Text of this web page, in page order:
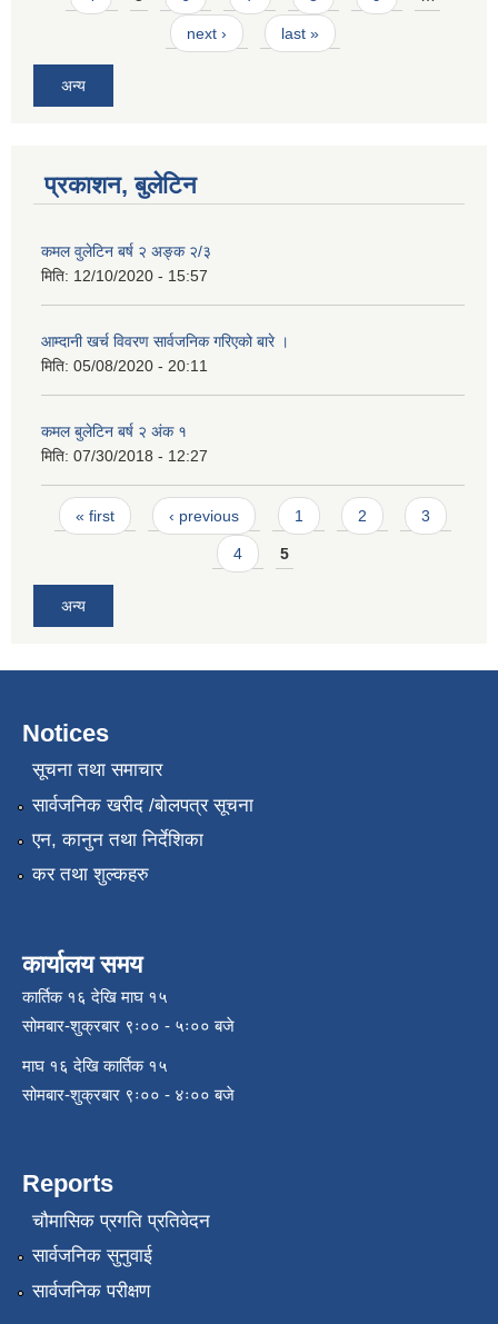
next › last »
अन्य
प्रकाशन, बुलेटिन
कमल वुलेटिन बर्ष २ अङ्क २/३
मिति: 12/10/2020 - 15:57
आम्दानी खर्च विवरण सार्वजनिक गरिएको बारे ।
मिति: 05/08/2020 - 20:11
कमल बुलेटिन बर्ष २ अंक १
मिति: 07/30/2018 - 12:27
Pages
« first ‹ previous 1 2 3
4 5
अन्य
Notices
सूचना तथा समाचार
सार्वजनिक खरीद /बोलपत्र सूचना
एन, कानुन तथा निर्देशिका
कर तथा शुल्कहरु
कार्यालय समय
कार्तिक १६ देखि माघ १५
सोमबार-शुक्रबार ९ः०० - ५ः०० बजे
माघ १६ देखि कार्तिक १५
सोमबार-शुक्रबार ९ः०० - ४ः०० बजे
Reports
चौमासिक प्रगति प्रतिवेदन
सार्वजनिक सुनुवाई
सार्वजनिक परीक्षण